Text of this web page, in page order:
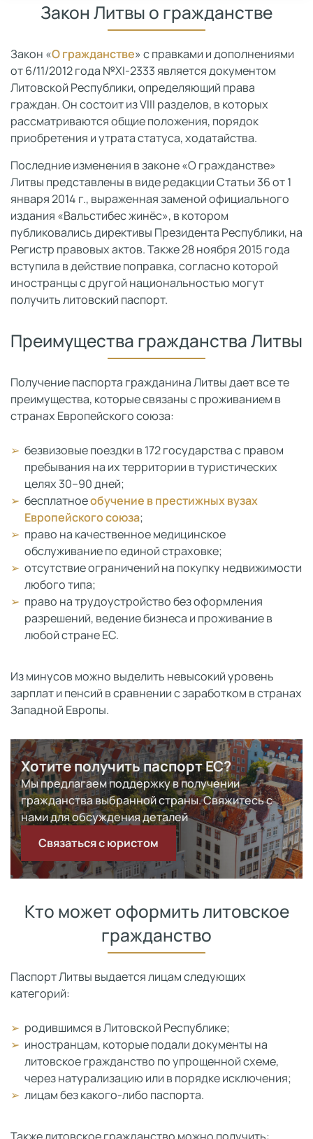
Закон Литвы о гражданстве
Закон «О гражданстве» с правками и дополнениями
от 6/11/2012 года №XI-2333 является документом
Литовской Республики, определяющий права
граждан. Он состоит из VIII разделов, в которых
рассматриваются общие положения, порядок
приобретения и утрата статуса, ходатайства.
Последние изменения в законе «О гражданстве»
Литвы представлены в виде редакции Статьи 36 от 1
января 2014 г., выраженная заменой официального
издания «Вальстибес жинёс», в котором
публиковались директивы Президента Республики, на
Регистр правовых актов. Также 28 ноября 2015 года
вступила в действие поправка, согласно которой
иностранцы с другой национальностью могут
получить литовский паспорт.
Преимущества гражданства Литвы
Получение паспорта гражданина Литвы дает все те
преимущества, которые связаны с проживанием в
странах Европейского союза:
безвизовые поездки в 172 государства с правом
пребывания на их территории в туристических
целях 30–90 дней;
бесплатноеобучение в престижных вузах
Европейского союза;
право на качественное медицинское
обслуживание по единой страховке;
отсутствие ограничений на покупку недвижимости
любого типа;
право на трудоустройство без оформления
разрешений, ведение бизнеса и проживание в
любой стране ЕС.
Из минусов можно выделить невысокий уровень
зарплат и пенсий в сравнении с заработком в странах
Западной Европы.
Хотите получить паспорт ЕС?
Мы предлагаем поддержку в получении
гражданства выбранной страны. Свяжитесь с
нами для обсуждения деталей
Связаться с юристом
Кто может оформить литовское
гражданство
Паспорт Литвы выдается лицам следующих
категорий:
родившимся в Литовской Республике;
иностранцам, которые подали документы на
литовское гражданство по упрощенной схеме,
через натурализацию или в порядке исключения;
лицам без какого-либо паспорта.